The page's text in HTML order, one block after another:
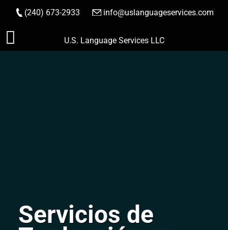
Saltar
(240) 673-2933 info@uslanguageservices.com
HACER PEDIDO
U.S. Language Services LLC
Servicios de